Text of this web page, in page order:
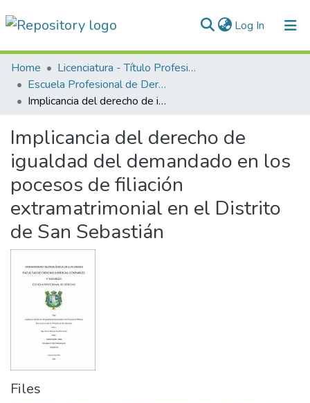
Log In (current)
Communities & Collections
All of DSpace
Normativas
Home
Licenciatura - Título Profesional
Escuela Profesional de Derecho
Implicancia del derecho de igualdad del demandado en los pocesos de filiación extramatrimonial en el Distrito de San Sebastián
Implicancia del derecho de
igualdad del demandado en los
pocesos de filiación
extramatrimonial en el Distrito
de San Sebastián
Files